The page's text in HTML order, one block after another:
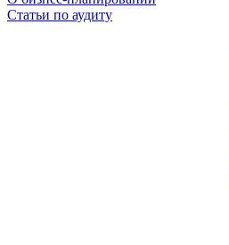
Статьи по аудиту